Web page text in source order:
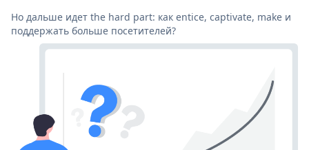
Но дальше идет the hard part: как entice, captivate, make и
поддержать больше посетителей?